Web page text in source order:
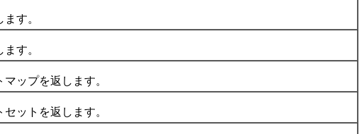
す。
す。
ップを返します。
ットを返します。